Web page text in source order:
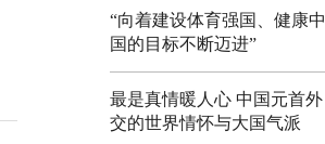
“向着建设体育强国、健康中
国的目标不断迈进”
最是真情暖人心 中国元首外
交的世界情怀与大国气派